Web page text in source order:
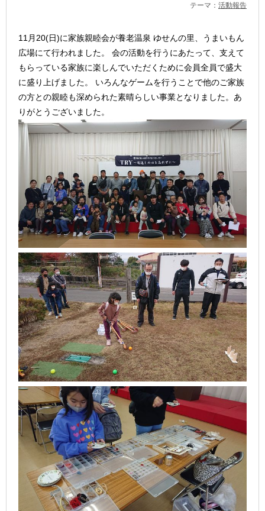
テーマ： 活動報告
11月20(日)に家族親睦会が養老温泉 ゆせんの里、うまいもん
広場にて行われました。 会の活動を行うにあたって、支えて
もらっている家族に楽しんでいただくために会員全員で盛大
に盛り上げました。 いろんなゲームを行うことで他のご家族
の方との親睦も深められた素晴らしい事業となりました。あ
りがとうございました。